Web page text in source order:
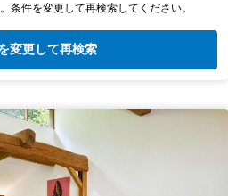
条件を変更して再検索してください。
変更して再検索